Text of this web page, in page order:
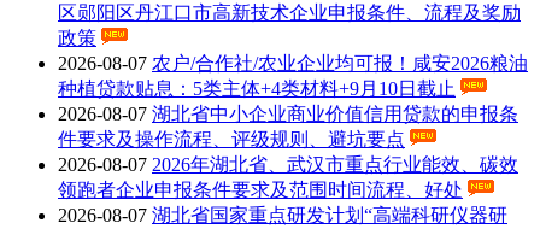
区郧阳区丹江口市高新技术企业申报条件、流程及奖励
政策
2026-08-07 农户/合作社/农业企业均可报！咸安2026粮油
种植贷款贴息：5类主体+4类材料+9月10日截止
2026-08-07 湖北省中小企业商业价值信用贷款的申报条
件要求及操作流程、评级规则、避坑要点
2026-08-07 2026年湖北省、武汉市重点行业能效、碳效
领跑者企业申报条件要求及范围时间流程、好处
2026-08-07 湖北省国家重点研发计划“高端科研仪器研